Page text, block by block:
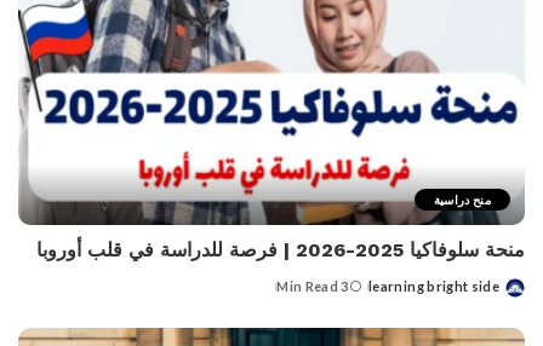
منح دراسية
منحة سلوفاكيا 2025-2026 | فرصة للدراسة في قلب أوروبا
Posted
learning bright side
3 Min Read